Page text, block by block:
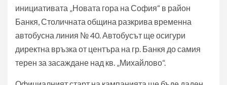
инициативата „Новата гора на София“ в район
Банкя, Столичната община разкрива временна
автобусна линия № 40. Автобусът ще осигури
директна връзка от центъра на гр. Банкя до самия
терен за засаждане над кв. „Михайлово“.